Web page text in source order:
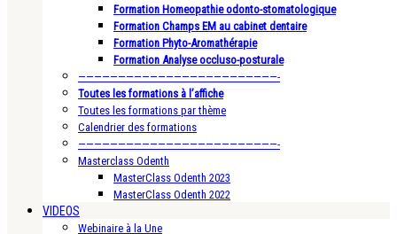
Formation Homeopathie odonto-stomatologique
Formation Champs EM au cabinet dentaire
Formation Phyto-Aromathérapie
Formation Analyse occluso-posturale
—————————————————————————-
Toutes les formations à l’affiche
Toutes les formations par thème
Calendrier des formations
—————————————————————————-
Masterclass Odenth
MasterClass Odenth 2023
MasterClass Odenth 2022
VIDEOS
Webinaire à la Une